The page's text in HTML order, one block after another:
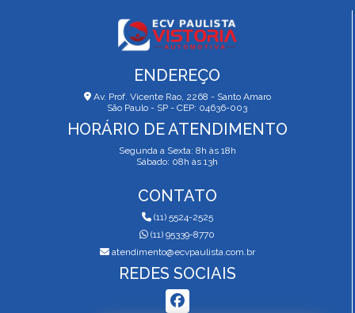
ENDEREÇO
Av. Prof. Vicente Rao, 2268 - Santo Amaro
São Paulo - SP - CEP: 04636-003
HORÁRIO DE ATENDIMENTO
Segunda a Sexta: 8h às 18h
Sábado: 08h às 13h
CONTATO
(11) 5524-2525
(11) 95339-8770
atendimento@ecvpaulista.com.br
REDES SOCIAIS